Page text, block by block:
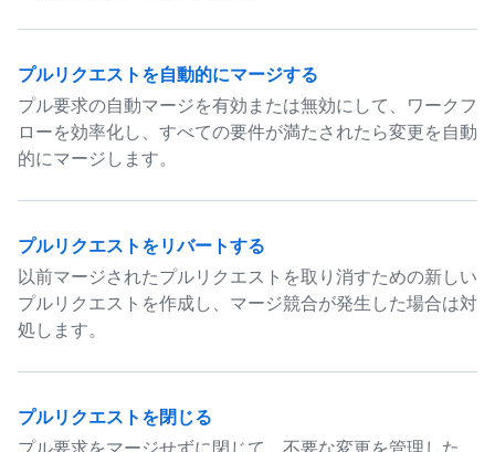
プルリクエストを自動的にマージする
プル要求の自動マージを有効または無効にして、ワークフ
ローを効率化し、すべての要件が満たされたら変更を自動
的にマージします。
プルリクエストをリバートする
以前マージされたプルリクエストを取り消すための新しい
プルリクエストを作成し、マージ競合が発生した場合は対
処します。
プルリクエストを閉じる
プル要求をマージせずに閉じて、不要な変更を管理した